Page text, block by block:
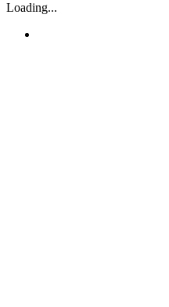
Loading...